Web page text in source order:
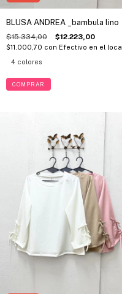
BLUSA ANDREA _bambula lino
$15.334,00 $12.223,00
$11.000,70 con Efectivo en el local
4 colores
COMPRAR